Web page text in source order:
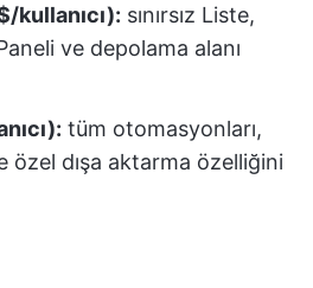
kullanıcı): sınırsız Liste,
ve depolama alanı
tüm otomasyonları,
özel dışa aktarma özelliğini